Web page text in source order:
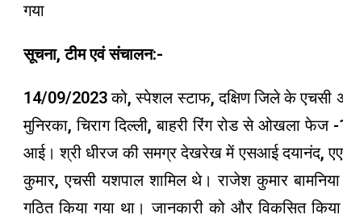
गया
सूचना, टीम एवं संचालन:-
14/09/2023 को, स्पेशल स्टाफ, दक्षिण जिले के एचसी
मुनिरका, चिराग दिल्ली, बाहरी रिंग रोड से ओखला
आई। श्री धीरज की समग्र देखरेख में एसआई दयानंद,
कुमार, एचसी यशपाल शामिल थे। राजेश कुमार
गठित किया गया था। जानकारी को और विकसित